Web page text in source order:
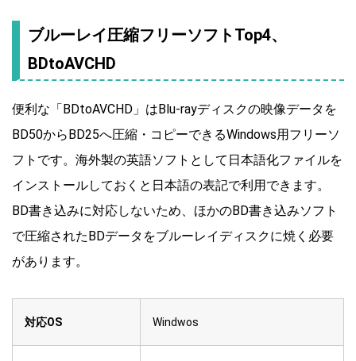
ブルーレイ圧縮フリーソフトTop4、
BDtoAVCHD
便利な「BDtoAVCHD」はBlu-rayディスクの映像データを
BD50からBD25へ圧縮・コピーできるWindows用フリーソ
フトです。海外製の英語ソフトとして日本語化ファイルを
インストールしておくと日本語の表記で利用できます。
BD書き込みに対応しないため、ほかのBD書き込みソフト
で圧縮されたBDデータをブルーレイディスクに焼く必要
があります。
対応OS Windwos